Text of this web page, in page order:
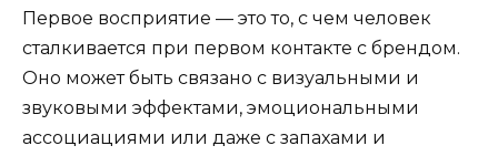
Первое восприятие — это то, с чем человек
сталкивается при первом контакте с брендом.
Оно может быть связано с визуальными и
звуковыми эффектами, эмоциональными
ассоциациями или даже с запахами и